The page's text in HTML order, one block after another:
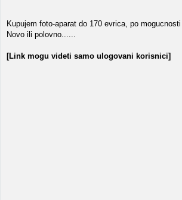
Kupujem foto-aparat do 170 evrica, po mogucnosti
Novo ili polovno......
[Link mogu videti samo ulogovani korisnici]